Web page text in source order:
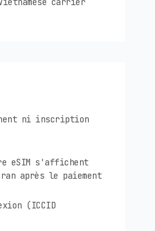
ni inscription
eSIM s'affichent
après le paiement
(ICCID